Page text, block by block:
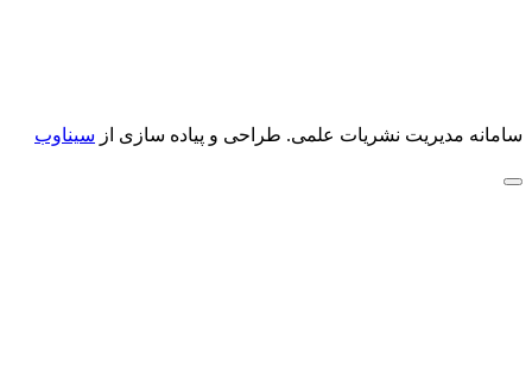
سامانه مدیریت نشریات علمی. طراحی و پیاده سازی از سیناوب